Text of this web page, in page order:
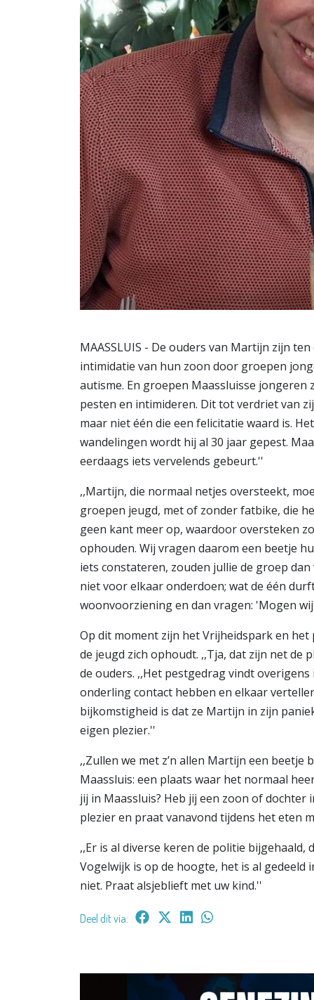
MAASSLUIS - De ouders van Martijn zijn
intimidatie van hun zoon door groepen
autisme. En groepen Maassluisse
pesten en intimideren. Dit tot verdriet van
maar niet één die een felicitatie waard is.
wandelingen wordt hij al 30 jaar gepest.
eerdaags iets vervelends gebeurt.''
,,Martijn, die normaal netjes oversteekt,
groepen jeugd, met of zonder fatbike, die
geen kant meer op, waardoor oversteken
ophouden. Wij vragen daarom een beetje
iets constateren, zouden jullie de groep
niet voor elkaar onderdoen; wat de één
woonvoorziening en dan vragen: 'Mogen
Op dit moment zijn het Vrijheidspark en
de jeugd zich ophoudt. ,,Tja, dat zijn net
de ouders. ,,Het pestgedrag vindt
onderling contact hebben en elkaar
bijkomstigheid is dat ze Martijn in zijn
eigen plezier.''
,,Zullen we met z’n allen Martijn een beetje
Maassluis: een plaats waar het normaal
jij in Maassluis? Heb jij een zoon of dochter
plezier en praat vanavond tijdens het eten
,,Er is al diverse keren de politie
Vogelwijk is op de hoogte, het is al
niet. Praat alsjeblieft met uw kind.''
Deel dit via: